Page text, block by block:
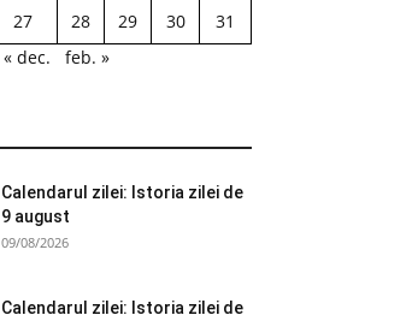
27 28 29 30
31
« dec.
feb. »
Calendarul zilei: Istoria zilei de
9 august
09/08/2026
Calendarul zilei: Istoria zilei de